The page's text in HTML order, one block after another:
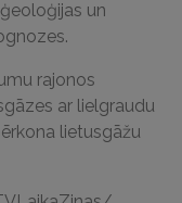
un
rajonos
ar lielgraudu
lietusgāžu